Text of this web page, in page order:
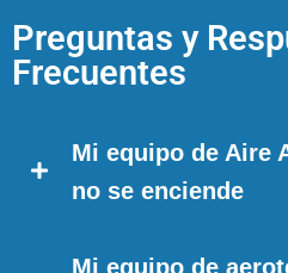
Preguntas y
Frecuentes
Mi equipo de Aire
no se enciende
Mi equipo de